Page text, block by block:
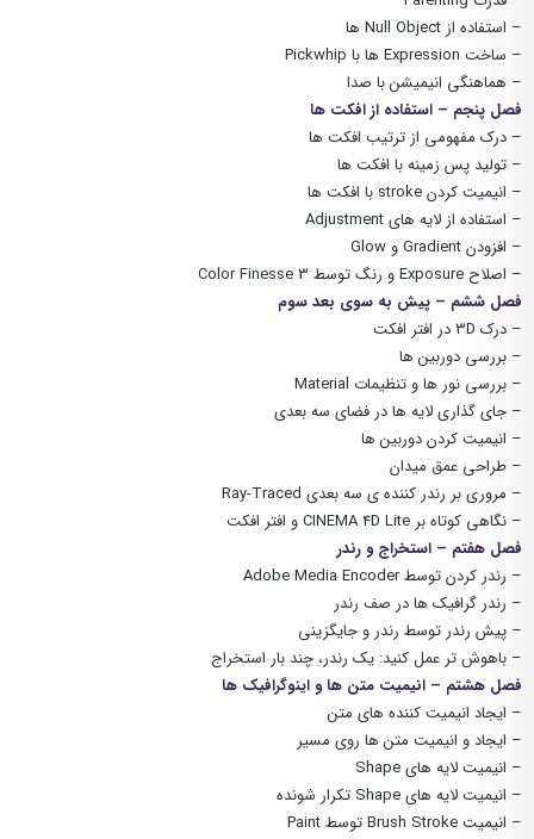
– استفاده از Null Object ها
– ساخت Expression ها با Pickwhip
– هماهنگی انیمیشن با صدا
فصل پنجم – استفاده از افکت ها
– درک مفهومی از ترتیب افکت ها
– تولید پس زمینه با افکت ها
– انیمیت کردن stroke با افکت ها
– استفاده از لایه های Adjustment
– افزودن Gradient و Glow
– اصلاح Exposure و رنگ توسط Color Finesse 3
فصل ششم – پیش به سوی بعد سوم
– درک ۳D در افتر افکت
– بررسی دوربین ها
– بررسی نور ها و تنظیمات Material
– جای گذاری لایه ها در فضای سه بعدی
– انیمیت کردن دوربین ها
– طراحی عمق میدان
– مروری بر رندر کننده ی سه بعدی Ray-Traced
– نگاهی کوتاه بر CINEMA 4D Lite و افتر افکت
فصل هفتم – استخراج و رندر
– رندر کردن توسط Adobe Media Encoder
– رندر گرافیک ها در صف رندر
– پیش رندر توسط رندر و جایگزینی
– باهوش تر عمل کنید: یک رندر، چند بار استخراج
فصل هشتم – انیمیت متن ها و اینوگرافیک ها
– ایجاد انیمیت کننده های متن
– ایجاد و انیمیت متن ها روی مسیر
– انیمیت لایه های Shape
– انیمیت لایه های Shape تکرار شونده
– انیمیت Brush Stroke توسط Paint